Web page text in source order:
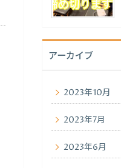
アーカイブ
2023年10月
2023年7月
2023年6月